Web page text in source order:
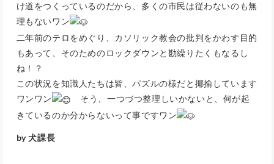
け道をつくっているのだから、多くの市民は従わないのも無
理もないワン
二年前のテロをめぐり、カソリック教会の批判をかわす目的
もあって、そのためのロックダウンと勘繰りたくもなるし
ね！？
この状況を知識人たちは皆、パズルの様だと揶揄しています
ワンワン
そう、一つづつ整理しいかないと、何が起
きているのか分からないって事ですワン
by 犬課長